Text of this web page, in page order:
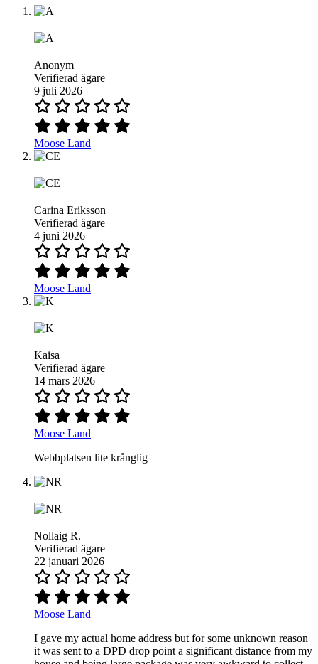
Anonym
Verifierad ägare
9 juli 2026
Moose Land
Carina Eriksson
Verifierad ägare
4 juni 2026
Moose Land
Kaisa
Verifierad ägare
14 mars 2026
Moose Land
Webbplatsen lite krånglig
Nollaig R.
Verifierad ägare
22 januari 2026
Moose Land
I gave my actual home address but for some unknown reason
it was sent to a DPD drop point a significant distance from my